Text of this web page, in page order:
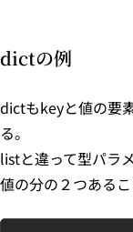
dictの例
dictもkeyと値の要
る。
listと違って型パラ
値の分の２つあるこ